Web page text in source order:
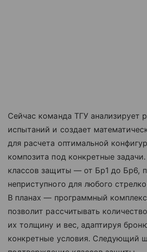
Сейчас команда ТГУ анализирует
испытаний и создает
для расчета оптимальной
композита под конкретные
классов защиты — от Бр1 до Бр6,
неприступного для любого
В планах — программный
позволит рассчитывать
их толщину и вес, адаптируя
конкретные условия. Следующий